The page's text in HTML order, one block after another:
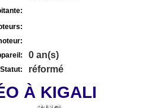
0 an(s)
Statut: réformé
À KIGALI